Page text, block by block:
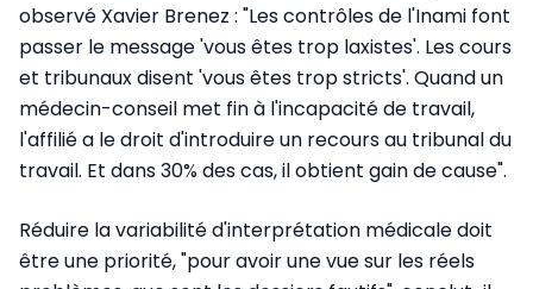
observé Xavier Brenez : "Les contrôles de l'Inami font
passer le message 'vous êtes trop laxistes'. Les cours
et tribunaux disent 'vous êtes trop stricts'. Quand un
médecin-conseil met fin à l'incapacité de travail,
l'affilié a le droit d'introduire un recours au tribunal du
travail. Et dans 30% des cas, il obtient gain de cause".
Réduire la variabilité d'interprétation médicale doit
être une priorité, "pour avoir une vue sur les réels